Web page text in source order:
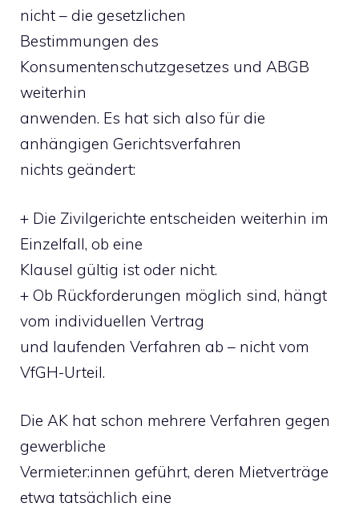
nicht – die gesetzlichen
Bestimmungen des
Konsumentenschutzgesetzes und ABGB
weiterhin
anwenden. Es hat sich also für die
anhängigen Gerichtsverfahren
nichts geändert:
+ Die Zivilgerichte entscheiden weiterhin im
Einzelfall, ob eine
Klausel gültig ist oder nicht.
+ Ob Rückforderungen möglich sind, hängt
vom individuellen Vertrag
und laufenden Verfahren ab – nicht vom
VfGH-Urteil.
Die AK hat schon mehrere Verfahren gegen
gewerbliche
Vermieter:innen geführt, deren Mietverträge
etwa tatsächlich eine